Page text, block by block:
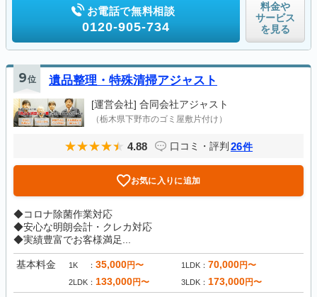
お電話で無料相談
0120-905-734
料金や
サービス
を見る
9位 遺品整理・特殊清掃アジャスト
[運営会社] 合同会社アジャスト
（栃木県下野市のゴミ屋敷片付け）
4.88 口コミ・評判 26件
お気に入りに追加
◆コロナ除菌作業対応
◆安心な明朗会計・クレカ対応
◆実績豊富でお客様満足...
基本料金 1K 35,000円〜 1LDK 70,000円〜
2LDK 133,000円〜 3LDK 173,000円〜